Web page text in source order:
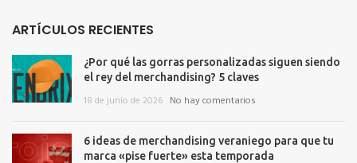
ARTÍCULOS RECIENTES
¿Por qué las gorras personalizadas siguen siendo
el rey del merchandising? 5 claves
18 de junio de 2026 No hay comentarios
6 ideas de merchandising veraniego para que tu
marca «pise fuerte» esta temporada